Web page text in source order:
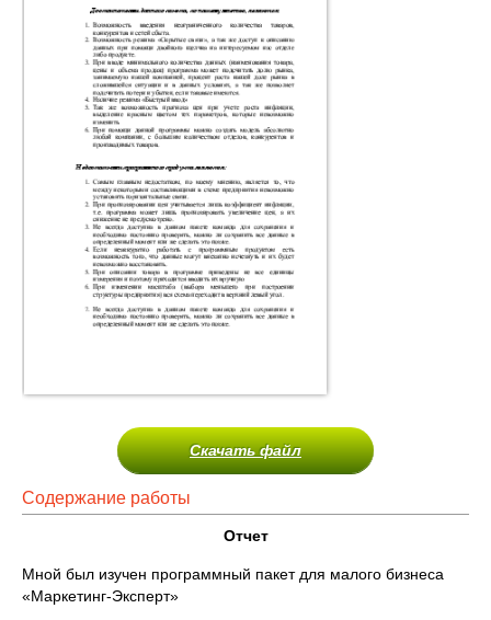
Скачать файл
Содержание работы
Отчет
Мной был изучен программный пакет для малого бизнеса
«Маркетинг-Эксперт»